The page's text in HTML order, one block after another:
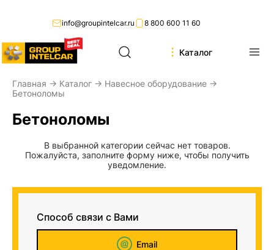
8 800 600 11 60
info@groupintelcar.ru
Каталог
Главная → Каталог → Навесное оборудование →
Бетоноломы
Бетоноломы
В выбранной категории сейчас нет товаров.
Пожалуйста, заполните форму ниже, чтобы получить
уведомление.
Способ связи с Вами
Email